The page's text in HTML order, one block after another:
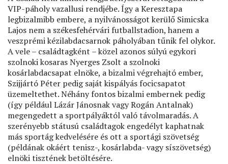
VIP-páholy vazallusi rendjébe. Így a Keresztapa
legbizalmibb embere, a nyilvánosságot kerülő Simicska
Lajos nem a székesfehérvári futballstadion, hanem a
veszprémi kézilabdacsarnok páholyában tűnik fel olykor.
A vele – családtagként – közel azonos súlyú egykori
szolnoki kosaras Nyerges Zsolt a szolnoki
kosárlabdacsapat elnöke, a bizalmi végrehajtó ember,
Szijjártó Péter pedig saját kispályás focicsapatot
üzemeltethet. Néhány fontos bizalmi embernek pedig
(így például Lázár Jánosnak vagy Rogán Antalnak)
megengedett a sportpályáktól való távolmaradás. A
szerényebb státusú családtagok engedélyt kaphatnak
más sportág kedvelésére és ott a sportági szövetség
(példának okáért tenisz-, kosárlabda- vagy síszövetség)
elnöki tisztének betöltésére.